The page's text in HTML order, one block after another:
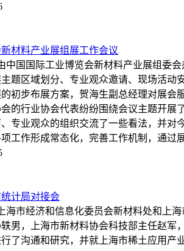
材料产业展组展工作会议
中国国际工业博览会新材料产业展组委
题区域划分、专业观众邀请、现场活
初步布展方案，贺海生副总经理对展会
的行业协会代表纷纷围绕会议主题开展
专业观众的组织交流了一些看法，并对
工作形成常态化，完善工作机制，通过
计局对接会
海市经济和信息化委员会新材料处和上
男，上海市新材料协会科技部主任赵
了沟通和研究，并就上海市稀土应用产